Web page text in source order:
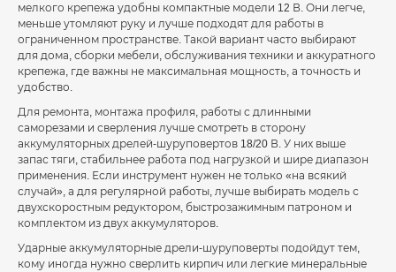
мелкого крепежа удобны компактные модели 12 В. Они легче,
меньше утомляют руку и лучше подходят для работы в
ограниченном пространстве. Такой вариант часто выбирают
для дома, сборки мебели, обслуживания техники и аккуратного
крепежа, где важны не максимальная мощность, а точность и
удобство.
Для ремонта, монтажа профиля, работы с длинными
саморезами и сверления лучше смотреть в сторону
аккумуляторных дрелей-шуруповертов 18/20 В. У них выше
запас тяги, стабильнее работа под нагрузкой и шире диапазон
применения. Если инструмент нужен не только «на всякий
случай», а для регулярной работы, лучше выбирать модель с
двухскоростным редуктором, быстрозажимным патроном и
комплектом из двух аккумуляторов.
Ударные аккумуляторные дрели-шуруповерты подойдут тем,
кому иногда нужно сверлить кирпич или легкие минеральные